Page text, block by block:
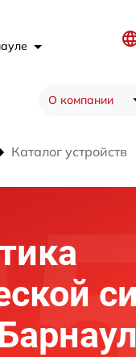
О компании
Каталог устройств